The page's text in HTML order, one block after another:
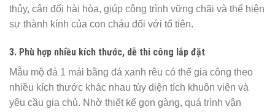
thủy, cân đối hài hòa, giúp công trình vững chãi và thể hiện
sự thành kính của con cháu đối với tổ tiên.
3. Phù hợp nhiều kích thước, dễ thi công lắp đặt
Mẫu mộ đá 1 mái bằng đá xanh rêu có thể gia công theo
nhiều kích thước khác nhau tùy diện tích khuôn viên và
yêu cầu gia chủ. Nhờ thiết kế gọn gàng, quá trình vận